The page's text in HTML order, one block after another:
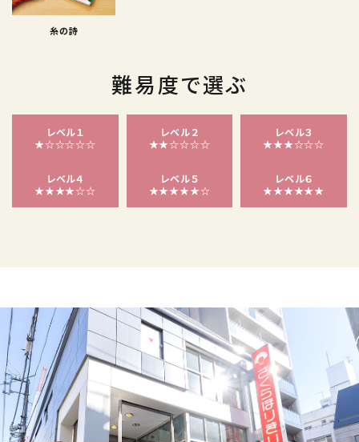
糸の詩
難易度で選ぶ
レベル１
★☆☆☆☆☆
レベル２
★★☆☆☆☆
レベル３
★★★☆☆☆
レベル４
★★★★☆☆
レベル５
★★★★★☆
レベル６
★★★★★★